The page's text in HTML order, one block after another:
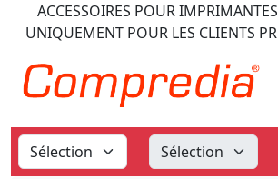
ACCESSOIRES POUR IMPRIMANTES
UNIQUEMENT POUR LES CLIENTS